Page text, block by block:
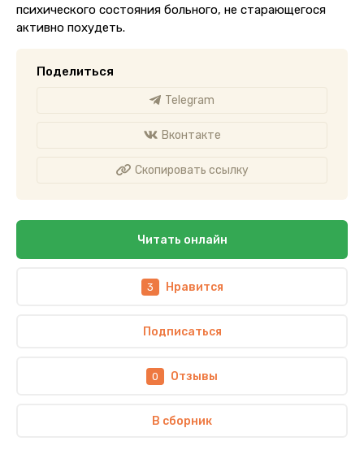
психического состояния больного, не старающегося
активно похудеть.
Поделиться
Telegram
Вконтакте
Скопировать ссылку
Читать онлайн
3 Нравится
Подписаться
0 Отзывы
В сборник